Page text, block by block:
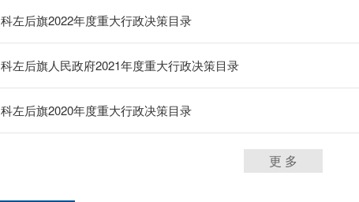
科左后旗2022年度重大行政决策目录
科左后旗人民政府2021年度重大行政决策目录
科左后旗2020年度重大行政决策目录
更 多